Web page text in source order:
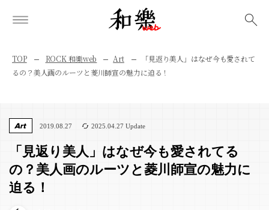
TOP ROCK 和樂web Art
「見返り美人」はなぜ今も愛されて
るの？美人画のルーツと菱川師宣の魅力に迫る！
Art 2019.08.27 2025.04.27 Update
「見返り美人」はなぜ今も愛されてる
の？美人画のルーツと菱川師宣の魅力に
迫る！